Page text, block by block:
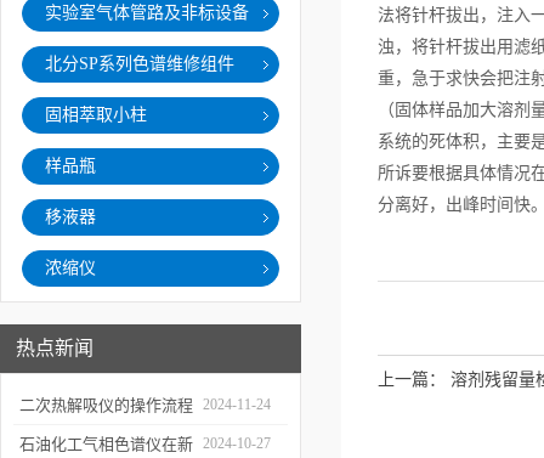
实验室气体管路及非标设备
北分SP系列色谱维修组件
固相萃取小柱
样品瓶
移液器
浓缩仪
热点新闻
二次热解吸仪的操作流程
和使用注意事项
2024-11-24
石油化工气相色谱仪在新 2024-10-27
法将针杆拔出，注入
浊，将针杆拔出用滤
重，急于求快会把注
（固体样品加大溶
系统的死体积，主要
所诉要根据具体情况
分离好，出峰时间快
上一篇： 溶剂残留量